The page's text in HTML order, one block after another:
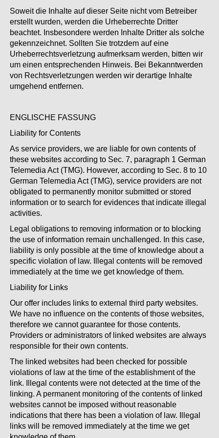
Soweit die Inhalte auf dieser Seite nicht vom Betreiber
erstellt wurden, werden die Urheberrechte Dritter
beachtet. Insbesondere werden Inhalte Dritter als solche
gekennzeichnet. Sollten Sie trotzdem auf eine
Urheberrechtsverletzung aufmerksam werden, bitten wir
um einen entsprechenden Hinweis. Bei Bekanntwerden
von Rechtsverletzungen werden wir derartige Inhalte
umgehend entfernen.
ENGLISCHE FASSUNG
Liability for Contents
As service providers, we are liable for own contents of
these websites according to Sec. 7, paragraph 1 German
Telemedia Act (TMG). However, according to Sec. 8 to 10
German Telemedia Act (TMG), service providers are not
obligated to permanently monitor submitted or stored
information or to search for evidences that indicate illegal
activities.
Legal obligations to removing information or to blocking
the use of information remain unchallenged. In this case,
liability is only possible at the time of knowledge about a
specific violation of law. Illegal contents will be removed
immediately at the time we get knowledge of them.
Liability for Links
Our offer includes links to external third party websites.
We have no influence on the contents of those websites,
therefore we cannot guarantee for those contents.
Providers or administrators of linked websites are always
responsible for their own contents.
The linked websites had been checked for possible
violations of law at the time of the establishment of the
link. Illegal contents were not detected at the time of the
linking. A permanent monitoring of the contents of linked
websites cannot be imposed without reasonable
indications that there has been a violation of law. Illegal
links will be removed immediately at the time we get